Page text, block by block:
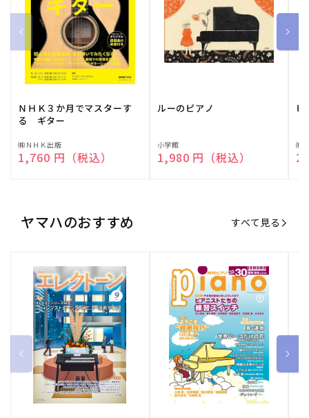
ＮＨＫ３か月でマスターす
る ギター
販
売
㈱ＮＨＫ出版
通常価格
1,760 円（税込）
ルーのピアノ
販
売
小学館
通常価格
1,980 円（税込）
ピ
販
売
㈱
ヤマハのおすすめ すべて見る